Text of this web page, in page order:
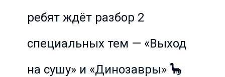
ребят ждёт разбор 2
специальных тем — «Выход
на сушу» и «Динозавры» 🦕